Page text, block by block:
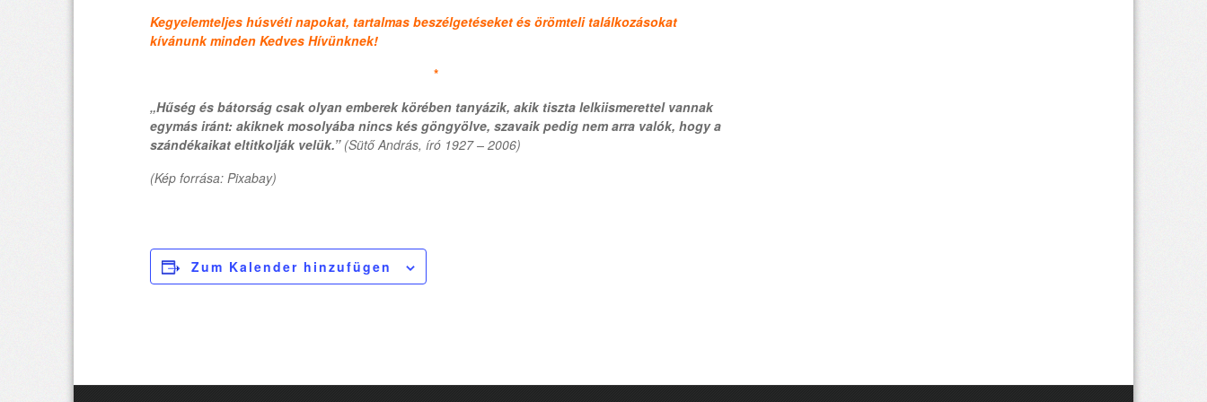
Kegyelemteljes húsvéti napokat, tartalmas beszélgetéseket és örömteli találkozásokat
kívánunk minden Kedves Hívünknek!
*
„Hűség és bátorság csak olyan emberek körében tanyázik, akik tiszta lelkiismerettel vannak
egymás iránt: akiknek mosolyába nincs kés göngyölve, szavaik pedig nem arra valók, hogy a
szándékaikat eltitkolják velük.” (Sütő András, író 1927 – 2006)
(Kép forrása: Pixabay)
Zum Kalender hinzufügen